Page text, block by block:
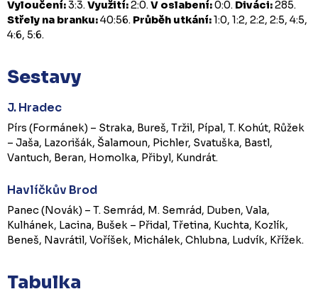
Vyloučení:3:3.Využití:2:0.V oslabení:0:0. Diváci:285.
Střely na branku:40:56. Průběh utkání:1:0, 1:2, 2:2, 2:5, 4:5,
4:6, 5:6.
Sestavy
J. Hradec
Pírs (Formánek) – Straka, Bureš, Tržil, Pípal, T. Kohút, Růžek
– Jaša, Lazorišák, Šalamoun, Pichler, Svatuška, Bastl,
Vantuch, Beran, Homolka, Přibyl, Kundrát.
Havlíčkův Brod
Panec (Novák) – T. Semrád, M. Semrád, Duben, Vala,
Kulhánek, Lacina, Bušek – Přidal, Třetina, Kuchta, Kozlík,
Beneš, Navrátil, Voříšek, Michálek, Chlubna, Ludvík, Křížek.
Tabulka